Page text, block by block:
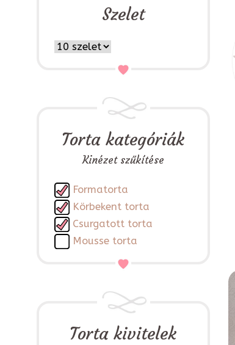
Szelet
Torta kategóriák
Kinézet szűkítése
Formatorta
Körbekent torta
Csurgatott torta
Mousse torta
Torta kivitelek